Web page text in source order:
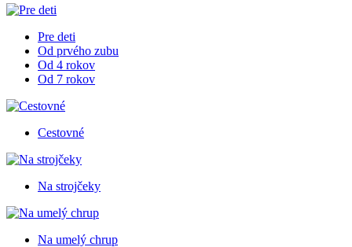
Pre deti
Od prvého zubu
Od 4 rokov
Od 7 rokov
Cestovné
Na strojčeky
Na umelý chrup